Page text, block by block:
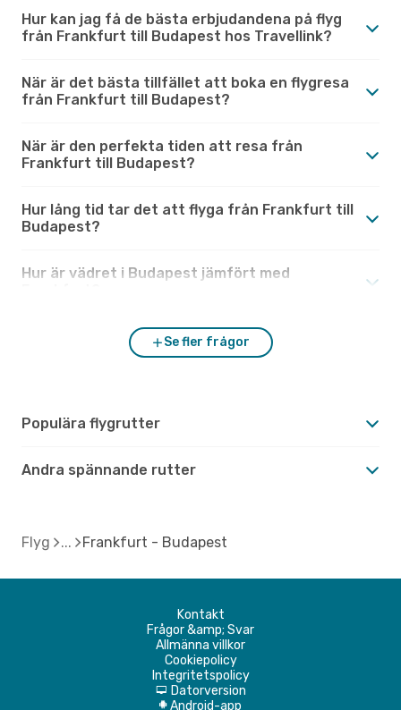
Hur kan jag få de bästa erbjudandena på flyg
från Frankfurt till Budapest hos Travellink?
När är det bästa tillfället att boka en flygresa
från Frankfurt till Budapest?
När är den perfekta tiden att resa från
Frankfurt till Budapest?
Hur lång tid tar det att flyga från Frankfurt till
Budapest?
Hur är vädret i Budapest jämfört med
Se fler frågor
Populära flygrutter
Andra spännande rutter
Flyg Frankfurt - Budapest
Kontakt
Frågor &amp; Svar
Allmänna villkor
Cookiepolicy
Integritetspolicy
d Datorversion
A Android-app